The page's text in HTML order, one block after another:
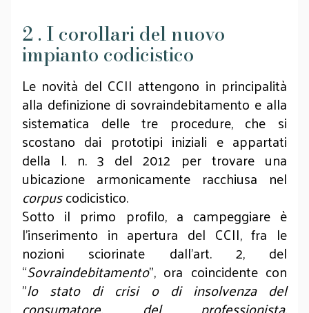
2 . I corollari del nuovo
impianto codicistico
Le novità del CCII attengono in principalità
alla definizione di sovraindebitamento e alla
sistematica delle tre procedure, che si
scostano dai prototipi iniziali e appartati
della l. n. 3 del 2012 per trovare una
ubicazione armonicamente racchiusa nel
corpuscodicistico.
Sotto il primo profilo, a campeggiare è
l’inserimento in apertura del CCII, fra le
nozioni sciorinate dall’art. 2, del
“Sovraindebitamento", ora coincidente con
"lo stato di crisi o di insolvenza del